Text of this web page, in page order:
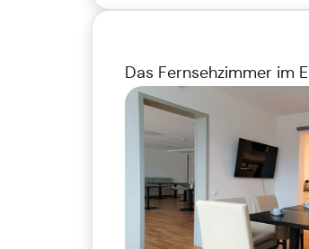
Das Fernsehzimmer im